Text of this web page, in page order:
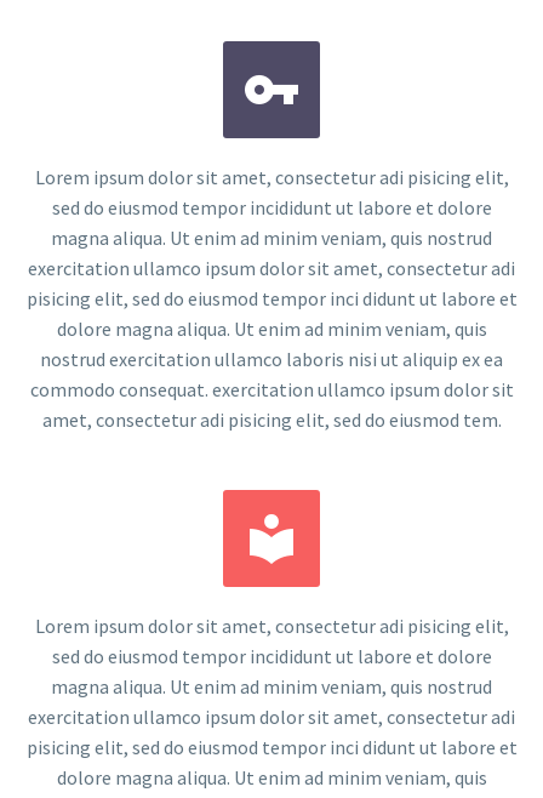


Lorem ipsum dolor sit amet, consectetur adi pisicing elit,
sed do eiusmod tempor incididunt ut labore et dolore
magna aliqua. Ut enim ad minim veniam, quis nostrud
exercitation ullamco ipsum dolor sit amet, consectetur adi
pisicing elit, sed do eiusmod tempor inci didunt ut labore et
dolore magna aliqua. Ut enim ad minim veniam, quis
nostrud exercitation ullamco laboris nisi ut aliquip ex ea
commodo consequat. exercitation ullamco ipsum dolor sit
amet, consectetur adi pisicing elit, sed do eiusmod tem.


Lorem ipsum dolor sit amet, consectetur adi pisicing elit,
sed do eiusmod tempor incididunt ut labore et dolore
magna aliqua. Ut enim ad minim veniam, quis nostrud
exercitation ullamco ipsum dolor sit amet, consectetur adi
pisicing elit, sed do eiusmod tempor inci didunt ut labore et
dolore magna aliqua. Ut enim ad minim veniam, quis